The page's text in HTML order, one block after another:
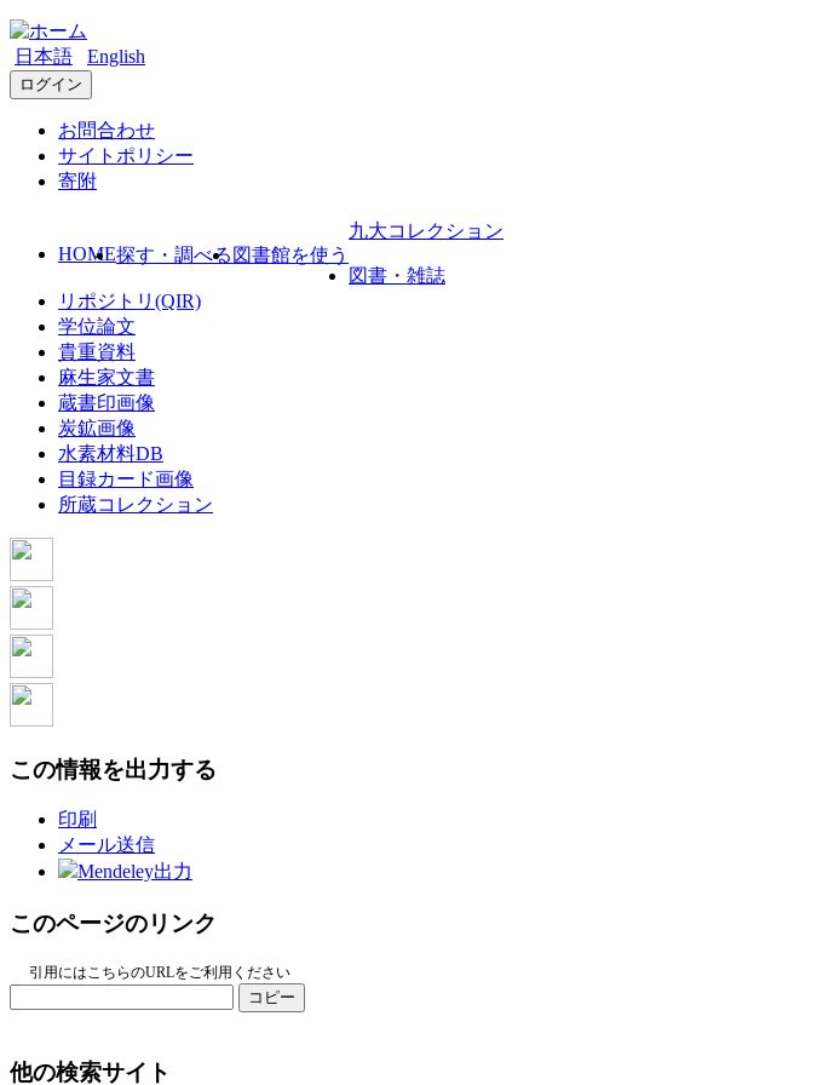
日本語 English
ログイン
お問合わせ
サイトポリシー
寄附
HOME探す・調べる 図書館を使う
九大コレクション
図書・雑誌
リポジトリ(QIR)
学位論文
貴重資料
麻生家文書
蔵書印画像
炭鉱画像
水素材料DB
目録カード画像
所蔵コレクション
この情報を出力する
印刷
メール送信
Mendeley出力
このページのリンク
引用にはこちらのURLをご利用ください
コピー
他の検索サイト